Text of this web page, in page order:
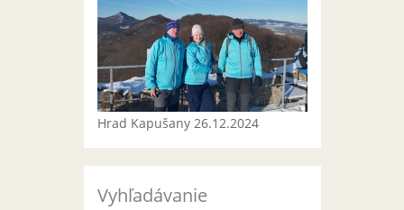
Hrad Kapušany 26.12.2024
Vyhľadávanie